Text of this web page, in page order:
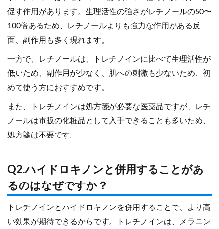
促す作用があります。生理活性の強さがレチノールの50〜
100倍あるため、レチノールよりも強力な作用がある反
面、副作用も多く現れます。
一方で、レチノールは、トレチノインに比べて生理活性が
低いため、副作用が少なく、肌への刺激も少ないため、初
めて使う方におすすめです。
また、トレチノインは処方箋が必要な医薬品ですが、レチ
ノールは市販の化粧品として入手できることも多いため、
処方箋は不要です。
Q2.ハイドロキノンと併用することがあ
るのはなぜですか？
トレチノインとハイドロキノンを併用することで、より高
い効果が期待できるからです。トレチノインは、メラニン